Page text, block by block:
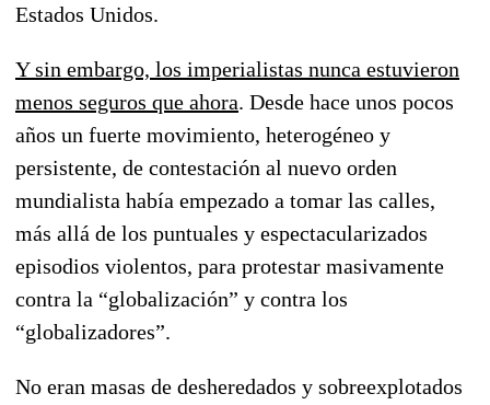
Estados Unidos.
Y sin embargo, los imperialistas nunca estuvieron
menos seguros que ahora. Desde hace unos pocos
años un fuerte movimiento, heterogéneo y
persistente, de contestación al nuevo orden
mundialista había empezado a tomar las calles,
más allá de los puntuales y espectacularizados
episodios violentos, para protestar masivamente
contra la “globalización” y contra los
“globalizadores”.
No eran masas de desheredados y sobreexplotados